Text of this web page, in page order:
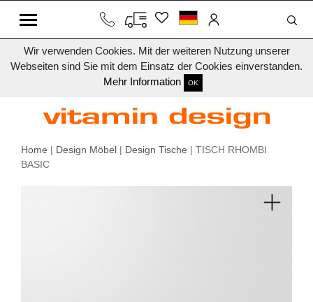
Wir verwenden Cookies. Mit der weiteren Nutzung unserer
Webseiten sind Sie mit dem Einsatz der Cookies einverstanden.
Mehr Information
OK
Home | Design Möbel | Design Tische | TISCH RHOMBI
BASIC